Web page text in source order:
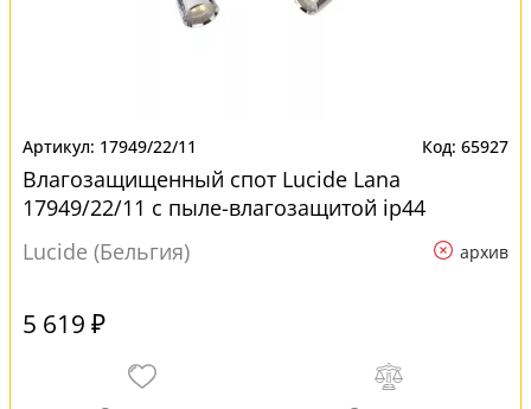
17949/22/11 65927
Влагозащищенный спот Lucide Lana
17949/22/11 с пыле-влагозащитой ip44
Lucide (Бельгия)
архив
5 619 ₽